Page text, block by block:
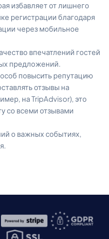
избавляет от лишнего
регистрации благодаря
через мобильное
впечатлений гостей
предложений.
повысить репутацию
отзывы на
на TripAdvisor), это
со всеми отзывами
о важных событиях,